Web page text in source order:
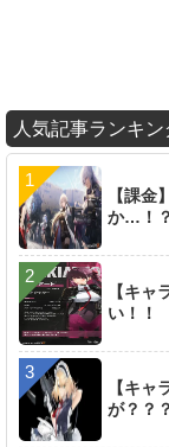
人気記事ランキン
【課
か…！？
【キ
い！！
【キ
が？？